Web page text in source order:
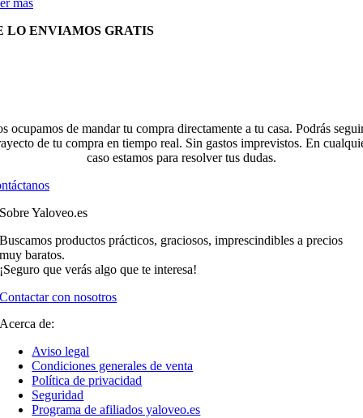
más
LO ENVIAMOS GRATIS
ocupamos de mandar tu compra directamente a tu casa. Podrás
de tu compra en tiempo real. Sin gastos imprevistos. En
caso estamos para resolver tus dudas.
Sobre Yaloveo.es
Buscamos productos prácticos, graciosos, imprescindibles a precios
muy baratos.
¡Seguro que verás algo que te interesa!
Contactar con nosotros
Acerca de:
Aviso legal
Condiciones generales de venta
Política de privacidad
Seguridad
Programa de afiliados yaloveo.es